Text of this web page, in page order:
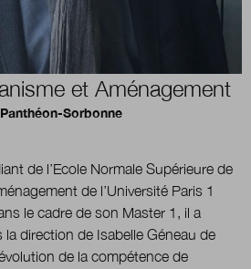
publique.
et Aménagement
Sorbonne
de l’Ecole Normale Supérieure de
de l’Université Paris 1
le cadre de son Master 1, il a
direction de Isabelle Géneau de
de la compétence de